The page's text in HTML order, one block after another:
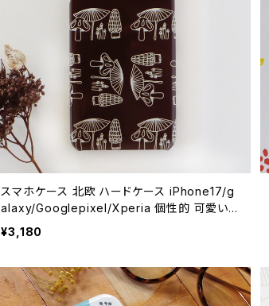
スマホケース 北欧 ハードケース iPhone17/g
alaxy/Googlepixel/Xperia 個性的 可愛い
シンプル 線画【きのこ柄・チョコレートブラウン】
hardcase
¥3,180